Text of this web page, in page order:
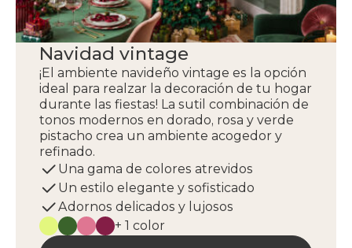
Navidad vintage
¡El ambiente navideño vintage es la opción
ideal para realzar la decoración de tu hogar
durante las fiestas! La sutil combinación de
tonos modernos en dorado, rosa y verde
pistacho crea un ambiente acogedor y
refinado.
Una gama de colores atrevidos
Un estilo elegante y sofisticado
Adornos delicados y lujosos
+ 1 color